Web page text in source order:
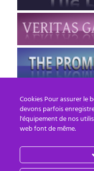
Cookies Pour assurer le
devons parfois
l'équipement de nos
web font de même.